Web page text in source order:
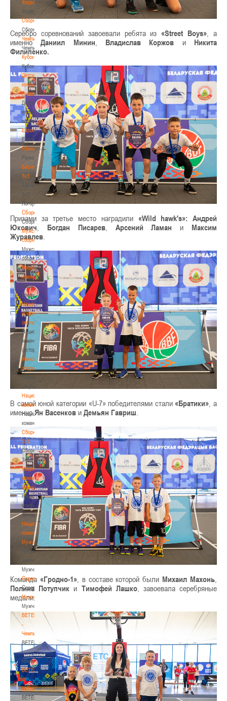
Федерация
Федерация
Сборные
Сборные
Чемпионат
Чемпионат
Кубок
Кубок
Детско-
юношеские
соревнования
Детско-
юношеские
соревнования
Еврокубки
Еврокубки
Разное
Разное
Баскетбол
3х3
Баскетбол
3х3
Лого[modid=121]
Сборные
Сборные
Мужские
сборные
Мужские
сборные
Национальная
команда
Национальная
команда
Национальная
команда
(история)
Национальная
команда
(история)
Женские
сборные
Женские
сборные
Национальная
команда
Национальная
команда
Сборные
3х3
Сборные
3х3
Национальная
команда.
Женщины
Национальная
команда.
Женщины
Национальная
команда.
Мужчины
Национальная
команда.
Мужчины
Соревнования
Соревнования
Мужчины
Мужчины
BETERA
-
Чемпионат
BETERA
-
Чемпионат
BETERA
-
Кубок
BETERA
Серебро соревнований завоевали ребята из«Street Boys» , а
именноДаниил Минин Владислав Коржов и Никита
Филипенко.
Призами за третье место наградили «Wild hawk's»:
Андрей
Юкович
Богдан Писарев, Арсений Ламан и Максим
Журавлев
В самой юной категории «U-7» победителями стали«Братики» , а
именноЯн Васенков и Демьян Гавриш
Команда «Гродно-1», в составе которой были Михаил Махонь
Полина Потупчик и Тимофей Лашко, завоевала серебряные
медали.